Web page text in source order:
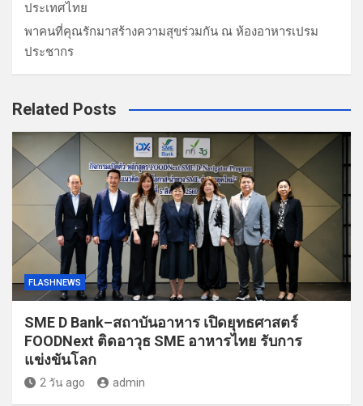
ประเทศไทย
พาคนที่คุณรักมาสร้างความสุขร่วมกัน ณ ห้องอาหารเปรม
ประชากร
Related Posts
FLASHNEWS
SME D Bank–สถาบันอาหาร เปิดยุทธศาสตร์
FOODNext ติดอาวุธ SME อาหารไทย รับการ
แข่งขันโลก
2 วัน ago admin